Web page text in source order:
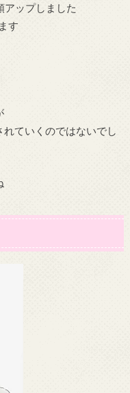
アップしました
す
ていくのではないでし